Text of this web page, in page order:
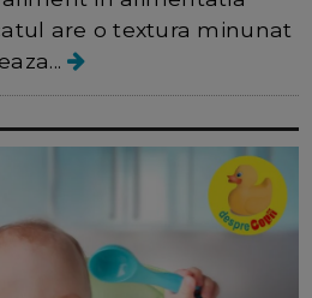
are o textura minunat